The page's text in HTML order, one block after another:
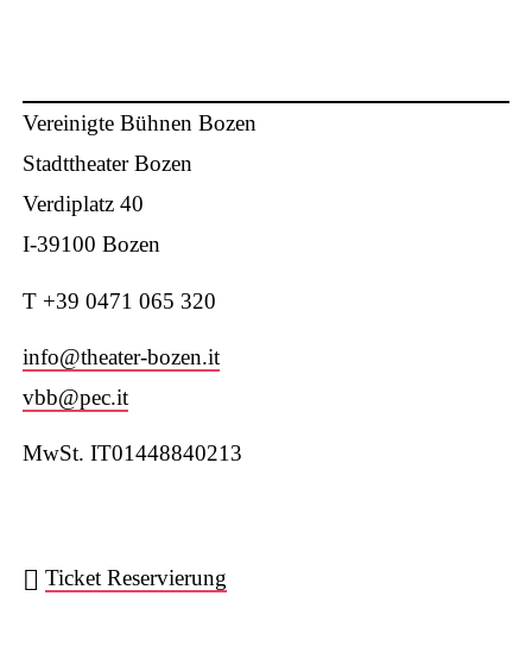
Vereinigte Bühnen Bozen
Stadttheater Bozen
Verdiplatz 40
I-39100 Bozen
T +39 0471 065 320
info@theater-bozen.it
vbb@pec.it
MwSt. IT01448840213
W
Ticket Reservierung